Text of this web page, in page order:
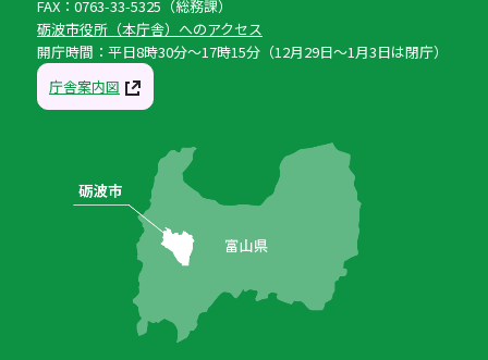
FAX：0763-33-5325（総務課）
砺波市役所（本庁舎）へのアクセス
開庁時間：平日8時30分〜17時15分（12月29日〜1月3日は閉庁）
庁舎案内図